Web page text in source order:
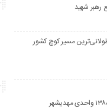
مسیر کوچ کشور